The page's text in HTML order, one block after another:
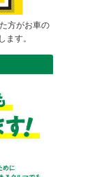
方がお車の
ます。